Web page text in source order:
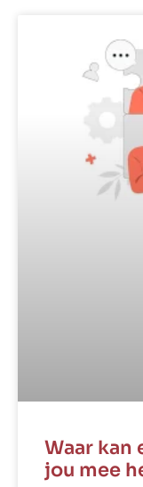
Waar kan
jou mee